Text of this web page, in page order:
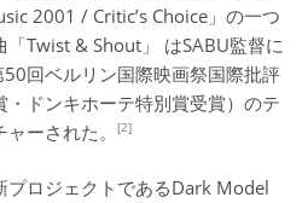
2001 / Critic’s Choice」の一つ
Twist & Shout」 はSABU監督に
回ベルリン国際映画祭国際批評
ドンキホーテ特別賞受賞）のテ
ーされた。
[2]
ロジェクトであるDark Model